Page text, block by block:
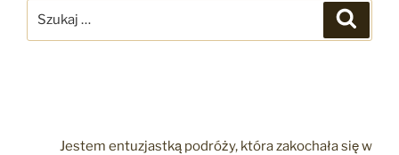
Jestem entuzjastką podróży, która zakochała się w